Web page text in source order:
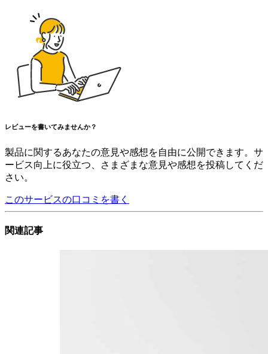
レビューを書いてみませんか？
製品に関するあなたの意見や感想を自由に公開できます。サ
ービス向上に役立つ、さまざまな意見や感想を投稿してくだ
さい。
このサービスの口コミを書く
関連記事